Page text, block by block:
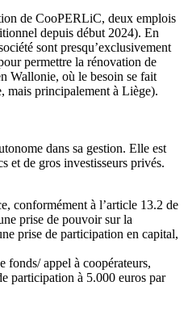
de CooPERLiC, deux emplois
depuis début 2024). En
sont presqu’exclusivement
permettre la rénovation de
Wallonie, où le besoin se fait
mais principalement à Liège).
dans sa gestion. Elle est
et de gros investisseurs privés.
conformément à l’article 13.2 de
prise de pouvoir sur la
prise de participation en capital,
fonds/ appel à coopérateurs,
participation à 5.000 euros par